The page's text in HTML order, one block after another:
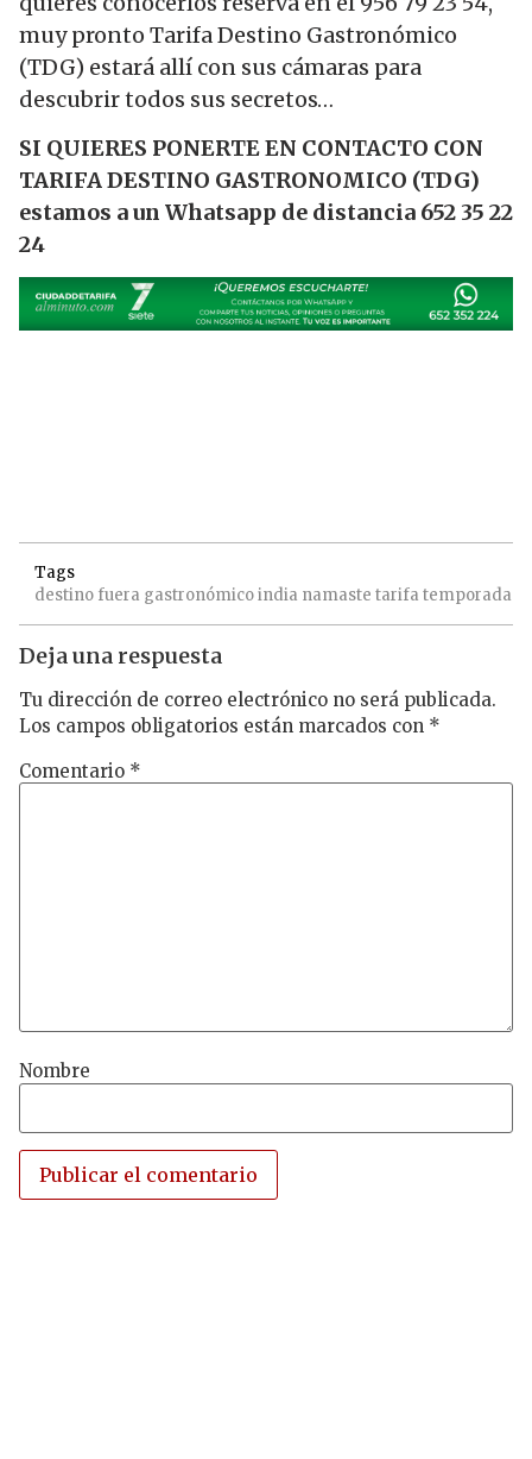
muy pronto Tarifa Destino Gastronómico
(TDG) estará allí con sus cámaras para
descubrir todos sus secretos…
SI QUIERES PONERTE EN CONTACTO CON
TARIFA DESTINO GASTRONOMICO (TDG)
estamos a un Whatsapp de distancia 652 35 22
24
Tags
destino fuera gastronómicoindia namaste tarifa temporada
Deja una respuesta
Tu dirección de correo electrónico no será publicada.
Los campos obligatorios están marcados con *
Comentario *
Nombre